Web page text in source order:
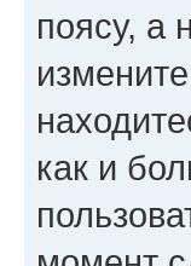
поясу, а
как и